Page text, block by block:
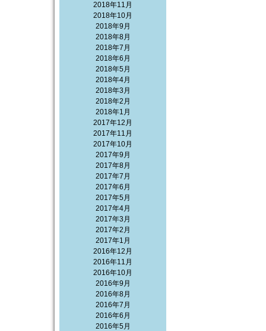
2018年11月
2018年10月
2018年9月
2018年8月
2018年7月
2018年6月
2018年5月
2018年4月
2018年3月
2018年2月
2018年1月
2017年12月
2017年11月
2017年10月
2017年9月
2017年8月
2017年7月
2017年6月
2017年5月
2017年4月
2017年3月
2017年2月
2017年1月
2016年12月
2016年11月
2016年10月
2016年9月
2016年8月
2016年7月
2016年6月
2016年5月